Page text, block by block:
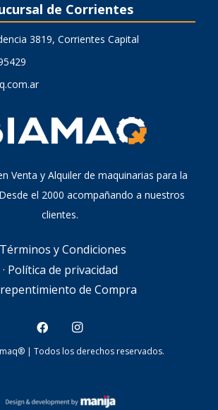
de Corrientes
3819, Corrientes Capital
Venta y Alquiler de maquinarias para la
el 2000 acompañando a nuestros
clientes.
Términos y Condiciones
· Política de privacidad
de Compra
| Todos los derechos reservados.